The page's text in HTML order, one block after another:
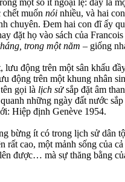
một số ít ngoại lệ: đây là
muốn nói nhiều, và hai
chuyên. Đem hai con đĩ ấy
đặt họ vào sách của
trong một năm – giống
lưu động trên một sân khấu
động trên một khung nhân
gọi là lịch sửsắp đặt âm
những ngày đất nước
Hiệp định Genève 1954.
bừng ít có trong lịch sử dân
cao, một mảnh sống của
được… mà sự thăng bằng